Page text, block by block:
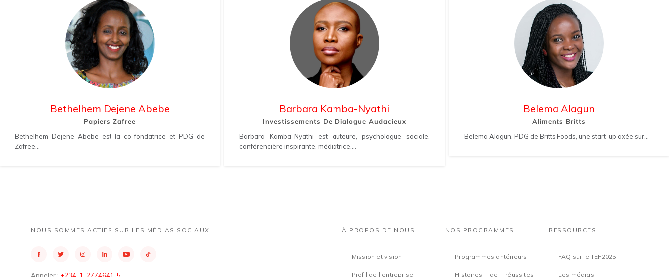
Bethelhem Dejene Abebe
Papiers Zafree
Bethelhem Dejene Abebe est la co-fondatrice et PDG de
Zafree...
Barbara Kamba-Nyathi
Investissements De Dialogue Audacieux
Barbara Kamba-Nyathi est auteure, psychologue sociale,
conférencière inspirante, médiatrice,...
Belema Alagun
Aliments Britts
Belema Alagun, PDG de Britts Foods, une start-up axée sur...
NOUS SOMMES ACTIFS SUR LES MÉDIAS SOCIAUX
Appeler : +234-1-2774641-5
À PROPOS DE NOUS
Mission et vision
Profil de l'entreprise
NOS PROGRAMMES
Programmes antérieurs
Histoires de réussites
RESSOURCES
FAQ sur le TEF2025
Les médias